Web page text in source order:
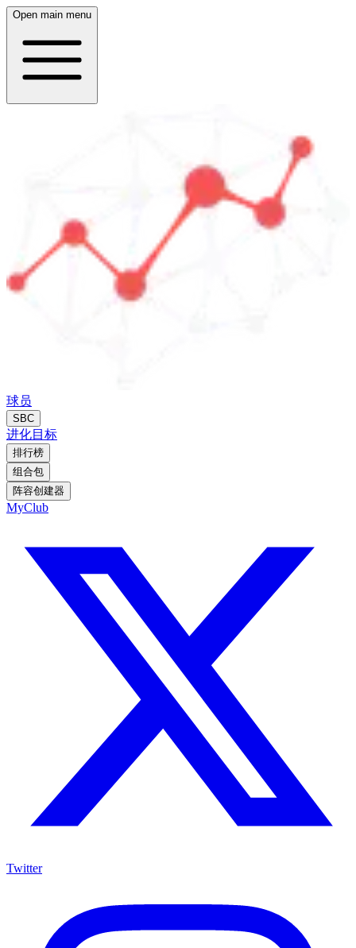
Open main menu
球员
SBC
进化目标
排行榜
组合包
阵容创建器
MyClub
Twitter